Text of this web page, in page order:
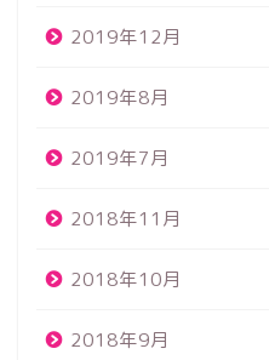
2019年12月
2019年8月
2019年7月
2018年11月
2018年10月
2018年9月